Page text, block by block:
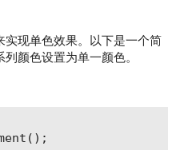
现单色效果。以下是一个简
颜色设置为单一颜色。